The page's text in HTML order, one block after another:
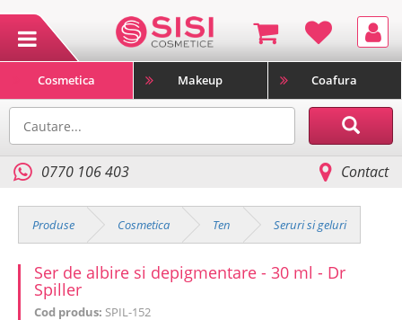
Cosmetica Makeup Coafura
0770 106 403 Contact
Produse Cosmetica Ten Seruri si geluri
Ser de albire si depigmentare - 30 ml - Dr
Spiller
Cod produs: SPIL-152